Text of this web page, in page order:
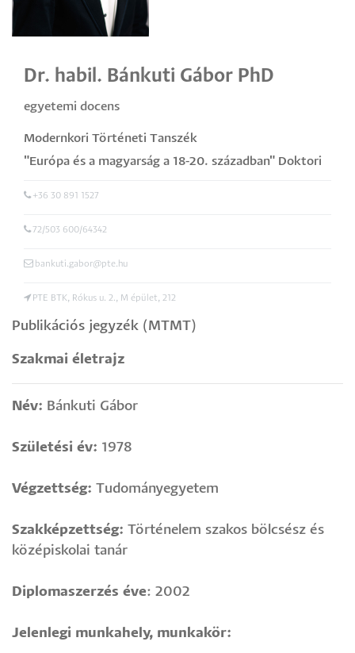
Dr. habil. Bánkuti Gábor PhD
egyetemi docens
Modernkori Történeti Tanszék
"Európa és a magyarság a 18-20. században" Doktori
+36 30 891 1527
72/503 600/64342
bankuti.gabor@pte.hu
PTE BTK, Rókus u. 2., M épület, 212
Publikációs jegyzék (MTMT)
Szakmai életrajz
Név: Bánkuti Gábor
Születési év: 1978
Végzettség: Tudományegyetem
Szakképzettség: Történelem szakos bölcsész és
középiskolai tanár
Diplomaszerzés éve: 2002
Jelenlegi munkahely, munkakör: